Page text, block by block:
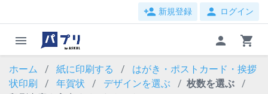
person_add 新規登録 person ログイン
menu person shopping_cart
ホーム 紙に印刷する
はがき・ポストカード・挨拶
状印刷
年賀状 デザインを選ぶ
枚数を選ぶ